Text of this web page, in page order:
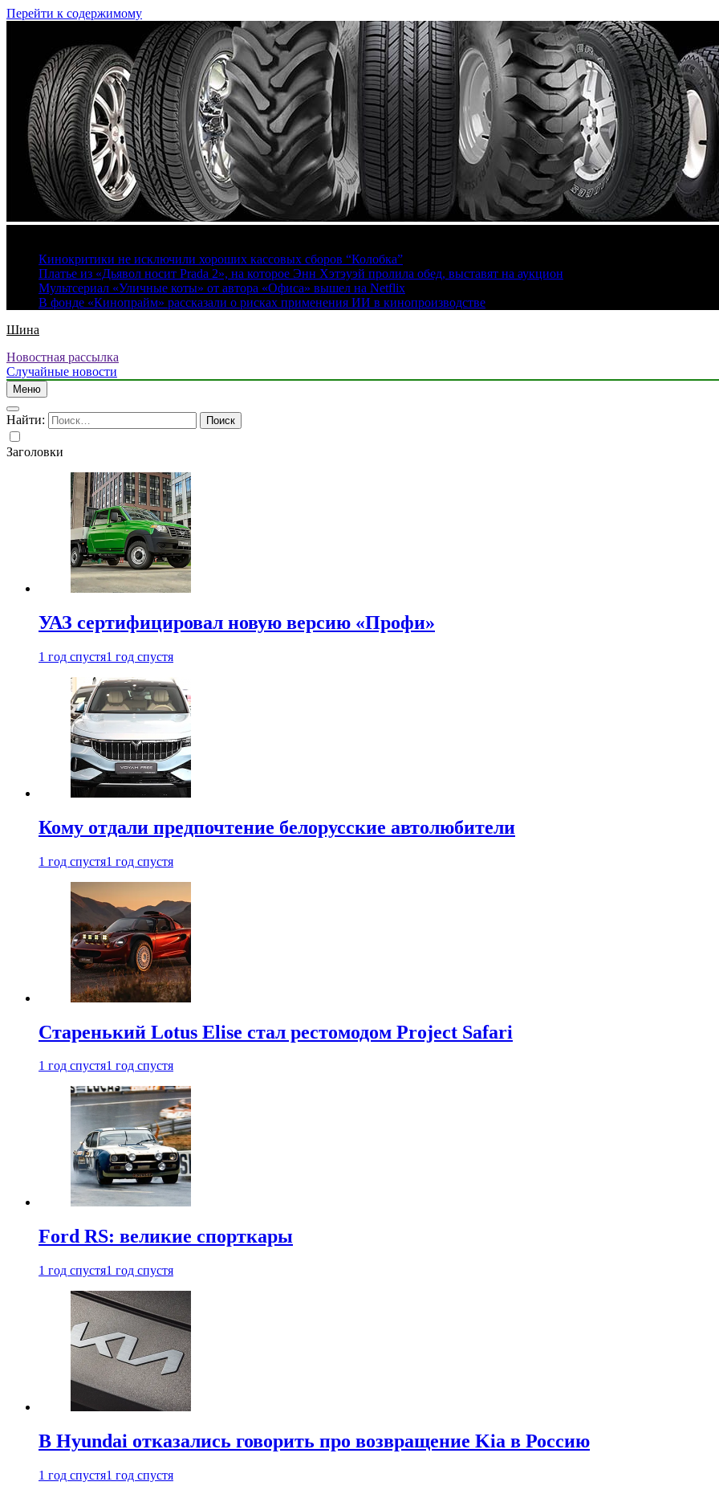
Перейти к содержимому
Кинокритики не исключили хороших кассовых сборов “Колобка”
Платье из «Дьявол носит Prada 2», на которое Энн Хэтэуэй пролила обед, выставят на аукцион
Мультсериал «Уличные коты» от автора «Офиса» вышел на Netflix
В фонде «Кинопрайм» рассказали о рисках применения ИИ в кинопроизводстве
Шина
Новостная рассылка
Случайные новости
Меню
Найти:
Заголовки
УАЗ сертифицировал новую версию «Профи»
1 год спустя1 год спустя
Кому отдали предпочтение белорусские автолюбители
1 год спустя1 год спустя
Старенький Lotus Elise стал рестомодом Project Safari
1 год спустя1 год спустя
Ford RS: великие спорткары
1 год спустя1 год спустя
В Hyundai отказались говорить про возвращение Kia в Россию
1 год спустя1 год спустя